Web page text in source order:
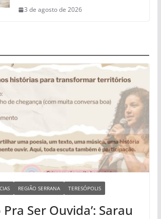
3 de agosto de 2026
REGIÃO SERRANA TERESÓPOLIS
Pra Ser Ouvida’: Sarau